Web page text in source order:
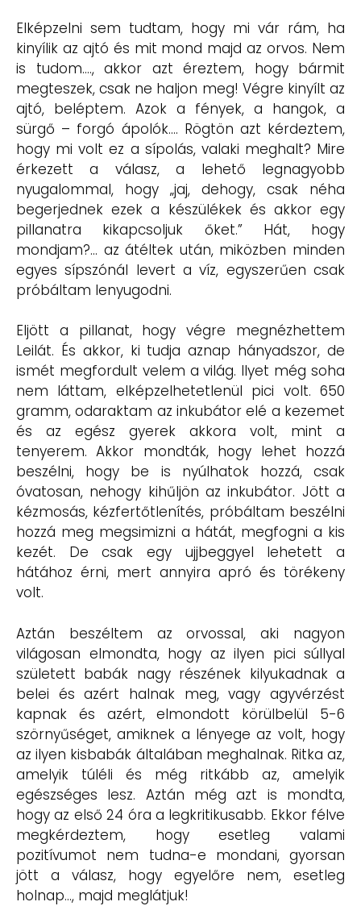
Elképzelni sem tudtam, hogy mi vár rám, ha
kinyílik az ajtó és mit mond majd az orvos. Nem
is tudom…., akkor azt éreztem, hogy bármit
megteszek, csak ne haljon meg! Végre kinyílt az
ajtó, beléptem. Azok a fények, a hangok, a
sürgő – forgó ápolók…. Rögtön azt kérdeztem,
hogy mi volt ez a sípolás, valaki meghalt? Mire
érkezett a válasz, a lehető legnagyobb
nyugalommal, hogy „jaj, dehogy, csak néha
begerjednek ezek a készülékek és akkor egy
pillanatra kikapcsoljuk őket.” Hát, hogy
mondjam?… az átéltek után, miközben minden
egyes sípszónál levert a víz, egyszerűen csak
próbáltam lenyugodni.
Eljött a pillanat, hogy végre megnézhettem
Leilát. És akkor, ki tudja aznap hányadszor, de
ismét megfordult velem a világ. Ilyet még soha
nem láttam, elképzelhetetlenül pici volt. 650
gramm, odaraktam az inkubátor elé a kezemet
és az egész gyerek akkora volt, mint a
tenyerem. Akkor mondták, hogy lehet hozzá
beszélni, hogy be is nyúlhatok hozzá, csak
óvatosan, nehogy kihűljön az inkubátor. Jött a
kézmosás, kézfertőtlenítés, próbáltam beszélni
hozzá meg megsimizni a hátát, megfogni a kis
kezét. De csak egy ujjbeggyel lehetett a
hátához érni, mert annyira apró és törékeny
volt.
Aztán beszéltem az orvossal, aki nagyon
világosan elmondta, hogy az ilyen pici súllyal
született babák nagy részének kilyukadnak a
belei és azért halnak meg, vagy agyvérzést
kapnak és azért, elmondott körülbelül 5-6
szörnyűséget, amiknek a lényege az volt, hogy
az ilyen kisbabák általában meghalnak. Ritka az,
amelyik túléli és még ritkább az, amelyik
egészséges lesz. Aztán még azt is mondta,
hogy az első 24 óra a legkritikusabb. Ekkor félve
megkérdeztem, hogy esetleg valami
pozitívumot nem tudna-e mondani, gyorsan
jött a válasz, hogy egyelőre nem, esetleg
holnap…, majd meglátjuk!